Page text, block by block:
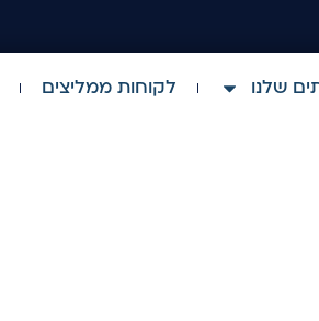
שלנו לקוחות ממליצים